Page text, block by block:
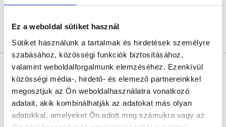
Ez a weboldal sütiket használ
Sütiket használunk a tartalmak és hirdetések személyre
szabásához, közösségi funkciók biztosításához,
valamint weboldalforgalmunk elemzéséhez. Ezenkívül
közösségi média-, hirdető- és elemező partnereinkkel
megosztjuk az Ön weboldalhasználatra vonatkozó
adatait, akik kombinálhatják az adatokat más olyan
adatokkal, amelyeket Ön adott meg számukra vagy az
Árlista Összes időpont Profil
* Szakorvos jelölt (rezidens): általános orvosi oklevéllel rendelkező
orvos, aki jogszabályok szerinti szakorvosi szakképesítés
megszerzésére irányuló képzésben vesz részt. Ezen orvosok által
önállóan nem végezhető szakmai tevékenységért teljes
felelősséggel tartozik és azt közvetlenül felügyeli az egészségügyi
szolgáltató szakorvosa az első részvizsgáig, utána pedig a
szakorvosjelölt önállóan láthat el feladatokat. A foglaljorvost.hu
felelősségét kizárja esetleges névazonosságért bármely szakorvos